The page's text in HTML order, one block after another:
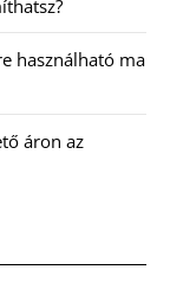
használható ma
áron az